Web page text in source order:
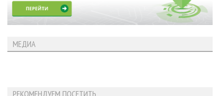
МЕДИА